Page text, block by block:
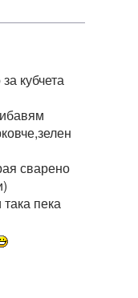
кубчета
сварено
пека